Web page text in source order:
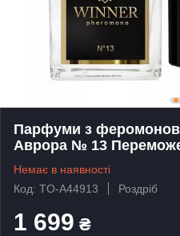
Парфуми з
Аврора № 13
Немає в наявності
Код: TO-A44913
Роздріб
1 699 ₴